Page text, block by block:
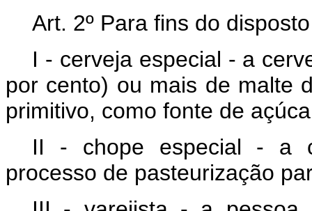
Art. 2º Para fins do
I - cerveja especial - a
por cento) ou mais de malte
primitivo, como fonte de
II - chope especial - a
processo de pasteurização